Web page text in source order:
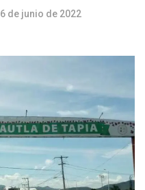
6 de junio de 2022